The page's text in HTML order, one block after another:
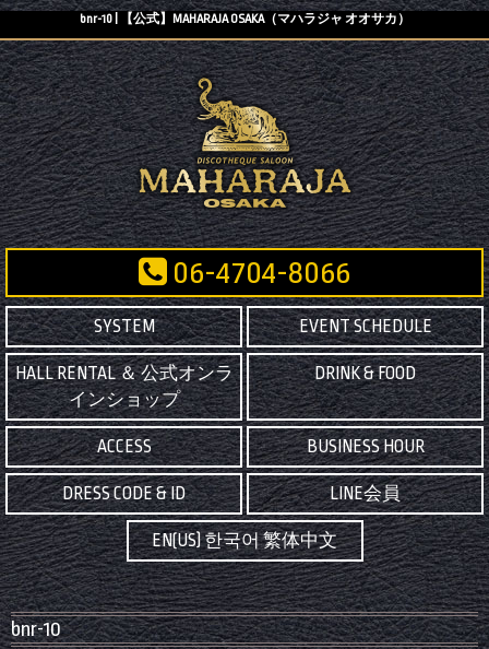
bnr-10 | 【公式】MAHARAJA OSAKA（マハラジャ オオサカ）
06-4704-8066
SYSTEM EVENT SCHEDULE
HALL RENTAL ＆ 公式オンラ
インショップ
DRINK & FOOD
ACCESS BUSINESS HOUR
DRESS CODE & ID LINE会員
EN(US) 한국어 繁体中文
bnr-10